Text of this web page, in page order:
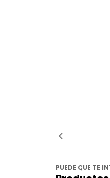
PUEDE QUE TE